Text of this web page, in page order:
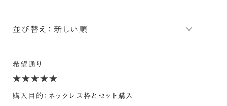
並び替え：
希望通り
購入目的：ネックレス枠とセット購入